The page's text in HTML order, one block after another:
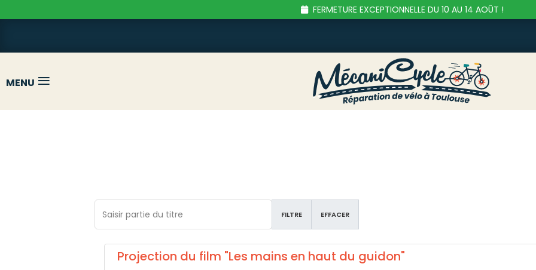
FERMETURE EXCEPTIONNELLE DU 10 AU 14 AOÛT !
MENU ≡
Saisir partie du titre
FILTRE EFFACER
Projection du film "Les mains en haut du guidon"